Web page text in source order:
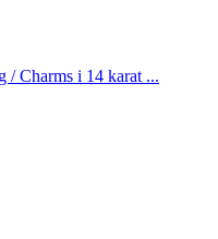
/ Charms i 14 karat ...